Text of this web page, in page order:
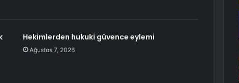
Hekimlerden hukuki güvence eylemi
Ağustos 7, 2026